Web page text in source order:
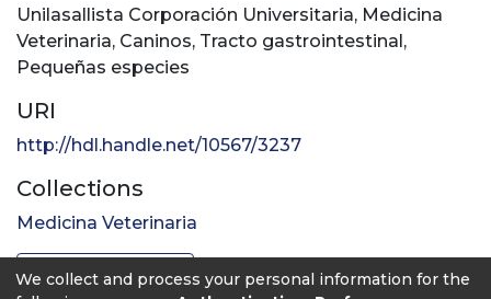
Unilasallista Corporación Universitaria, Medicina
Veterinaria, Caninos, Tracto gastrointestinal,
Pequeñas especies
URI
http://hdl.handle.net/10567/3237
Collections
Medicina Veterinaria
Full item page
We collect and process your personal information for the